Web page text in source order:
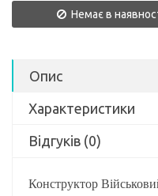
Немає в
Опис
Характеристики
Відгуків (0)
Конструктор